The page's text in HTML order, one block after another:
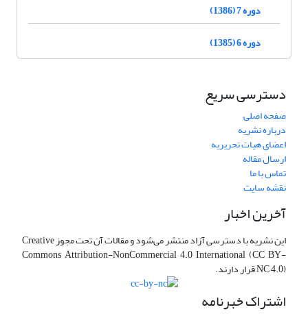
دوره 7 (1386)
دوره 6 (1385)
دسترسی سریع
صفحه اصلی
درباره نشریه
اعضای هیات تحریریه
ارسال مقاله
تماس با ما
نقشه سایت
آخرین اخبار
این نشریه با دسترسی آزاد منتشر می‌شود و مقالات آن تحت مجوز Creative
Commons Attribution-NonCommercial 4.0 International (CC BY-
NC 4.0) قرار دارند.
اشتراک خبرنامه